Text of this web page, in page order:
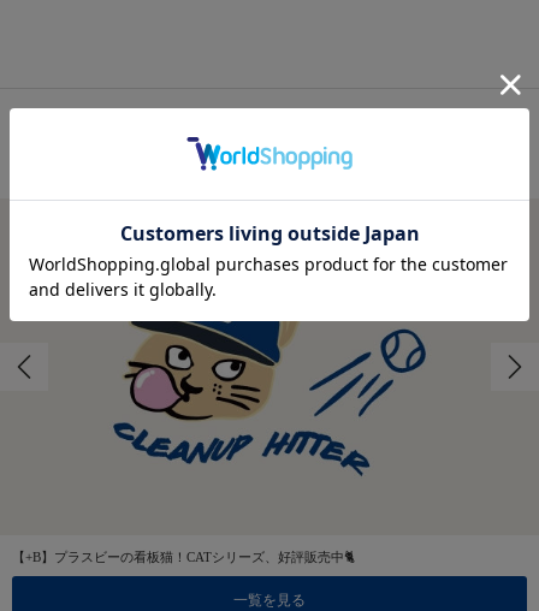
FEATURES
特集
【+B】プラスビーの看板猫！CATシリーズ、好評販売中🐈
一覧を見る